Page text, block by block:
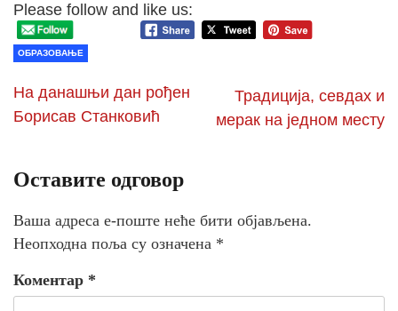
Please follow and like us:
ОБРАЗОВАЊЕ
На данашњи дан рођен
Борисав Станковић
Традиција, севдах и
мерак на једном месту
Оставите одговор
Ваша адреса е-поште неће бити објављена.
Неопходна поља су означена *
Коментар *